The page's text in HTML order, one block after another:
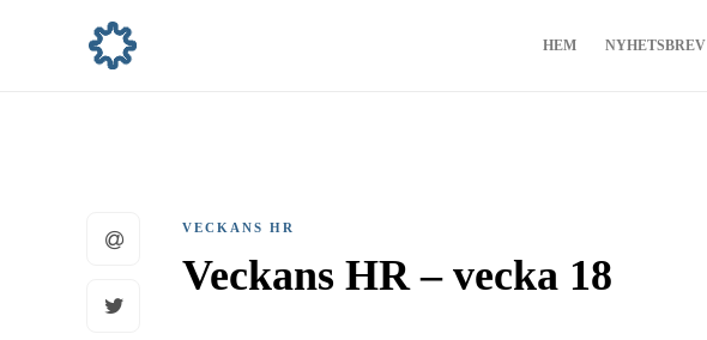
HEM NYHETSBREV
VECKANS HR
Veckans HR – vecka 18